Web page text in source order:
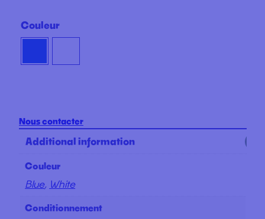
Couleur
Nous contacter
Additional information
Couleur
Blue, White
Conditionnement